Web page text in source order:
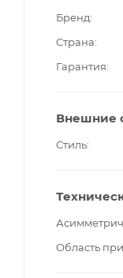
Бренд
Страна
Гарантия
Внешние
Стиль
Область